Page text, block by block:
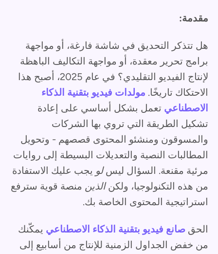
مقدمة:
هل تتذكر التحديق في شاشة فارغة، أو مواجهة
برامج تحرير معقدة، أو مواجهة التكاليف الباهظة
لإنتاج الفيديو التقليدي؟ في عام 2025، أصبح هذا
الاحتكاك تاريخًا. مولدات فيديو بتقنية الذكاء
الاصطناعي تعمل بشكل أساسي على إعادة
تشكيل الطريقة التي تروي بها الشركات
والمسوقون ومنشئو المحتوى قصصهم - وتحويل
المطالبات النصية والتعديلات البسيطة إلى روايات
مرئية مقنعة. السؤال ليسلو يجب عليك الاستفادة
من هذه التكنولوجيا، ولكنالذين منصة قوية سترفع
استراتيجية المحتوى الخاصة بك.
الحق صانع فيديو بتقنية الذكاء الاصطناعي يمكّنك
من خفض الجداول الزمنية للإنتاج من أسابيع إلى